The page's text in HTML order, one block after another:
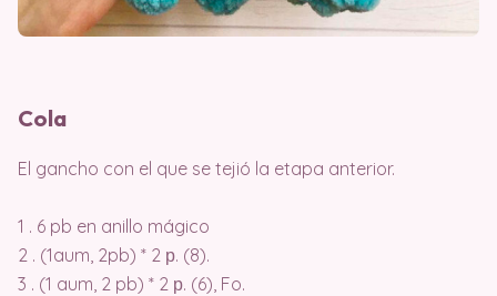
Cola
El gancho con el que se tejió la etapa anterior.
1 . 6 pb en anillo mágico
2 . (1aum, 2pb) * 2 р. (8).
3 . (1 aum, 2 pb) * 2 р. (6), Fo.